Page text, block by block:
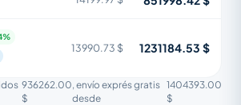
13990.73 $ 1231184.53 $
936262.00
$
, envío exprés gratis
desde
1404393.00
$